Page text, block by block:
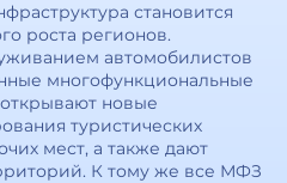
становится
роста регионов.
автомобилистов
многофункциональные
новые
туристических
мест, а также дают
К тому же все МФЗ